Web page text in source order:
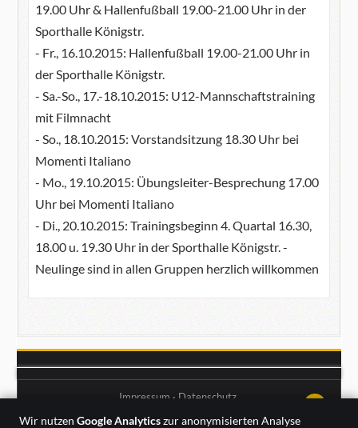
↑↑↑
Impressum · Datenschutz
Wir nutzen Google Analyticszur anonymisierten Analyse
19.00 Uhr & Hallenfußball 19.00-21.00 Uhr in der
Sporthalle Königstr.
- Fr., 16.10.2015: Hallenfußball 19.00-21.00 Uhr in
der Sporthalle Königstr.
- Sa.-So., 17.-18.10.2015: U12-Mannschaftstraining
mit Filmnacht
- So., 18.10.2015: Vorstandsitzung 18.30 Uhr bei
Momenti Italiano
- Mo., 19.10.2015: Übungsleiter-Besprechung 17.00
Uhr bei Momenti Italiano
- Di., 20.10.2015: Trainingsbeginn 4. Quartal 16.30,
18.00 u. 19.30 Uhr in der Sporthalle Königstr. -
Neulinge sind in allen Gruppen herzlich willkommen